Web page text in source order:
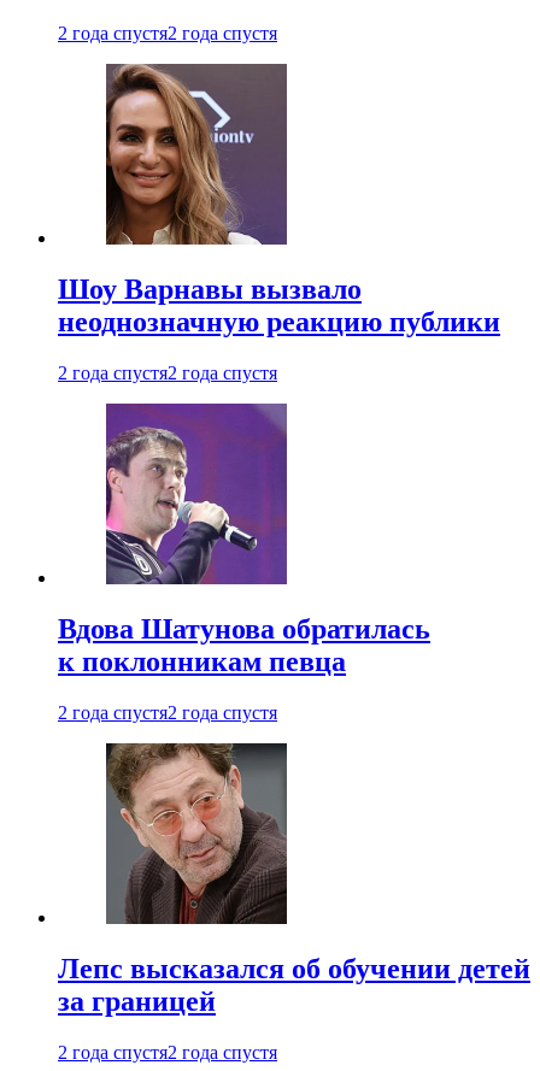
2 года спустя2 года спустя
Шоу Варнавы вызвало
неоднозначную реакцию публики
2 года спустя2 года спустя
Вдова Шатунова обратилась
к поклонникам певца
2 года спустя2 года спустя
Лепс высказался об обучении детей
за границей
2 года спустя2 года спустя